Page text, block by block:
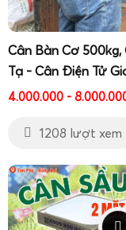
Cân Bàn Cơ 500kg,
Tạ - Cân Điện Tử
4.000.000 -
1208 lượt xem